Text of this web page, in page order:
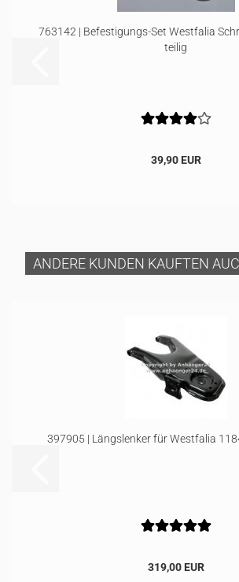
763142 | Befestigungs-Set Westfalia
teilig
39,90 EUR
ANDERE KUNDEN KAUFTEN
397905 | Längslenker für Westfalia
319,00 EUR